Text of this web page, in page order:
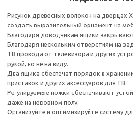
Рисунок древесных волокон на дверцах
создать выразительный орнамент на
Благодаря доводчикам ящики
Благодаря нескольким отверстиям на
ТВ провода от телевизора и других
рукой, но не на виду.
Два ящика обеспечат порядок в
приставок и других аксессуаров для ТВ.
Регулируемые ножки обеспечивают
даже на неровном полу.
Организуйте и оптимизируйте систему